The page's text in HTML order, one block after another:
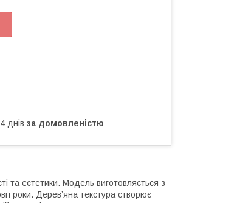
днів за домовленістю
та естетики. Модель виготовляється з
роки. Дерев’яна текстура створює